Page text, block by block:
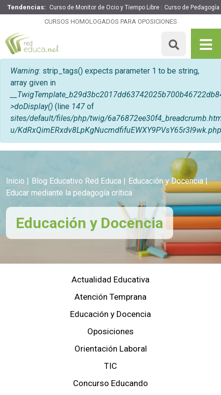
Tendencias: Curso de Monitor de Ocio y Tiempo Libre Curso de
CURSOS HOMOLOGADOS PARA OPOSICIONES
Mensaje de error
Warning: strip_tags() expects parameter 1 to be string,
array given in
>doDisplay() (line 147 of
sites/default/files/php/twig/
u/KdRxQimERxdv8LpKgNucmdfifuEWXY9PVsY65r3I9wk.php
Inicio Blog Educativo Red Educa
Educación y Docencia
Educar mediante la pedagogía crítica
Educación y Docencia
Actualidad Educativa
Atención Temprana
Educación y Docencia
Oposiciones
Orientación Laboral
TIC
Concurso Educando